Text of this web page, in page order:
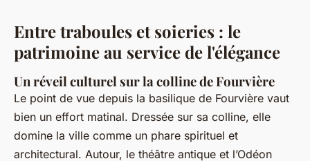
Entre traboules et soieries : le
patrimoine au service de l'élégance
Un réveil culturel sur la colline de Fourvière
Le point de vue depuis la basilique de Fourvière vaut
bien un effort matinal. Dressée sur sa colline, elle
domine la ville comme un phare spirituel et
architectural. Autour, le théâtre antique et l’Odéon